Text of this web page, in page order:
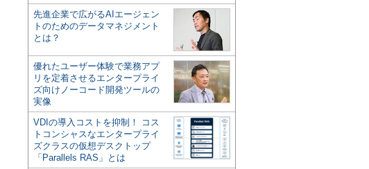
先進企業で広がるAIエージェン
トのためのデータマネジメント
とは？
優れたユーザー体験で業務アプ
リを定着させるエンタープライ
ズ向けノーコード開発ツールの
実像
VDIの導入コストを抑制！ コス
トコンシャスなエンタープライ
ズクラスの仮想デスクトップ
「Parallels RAS」とは